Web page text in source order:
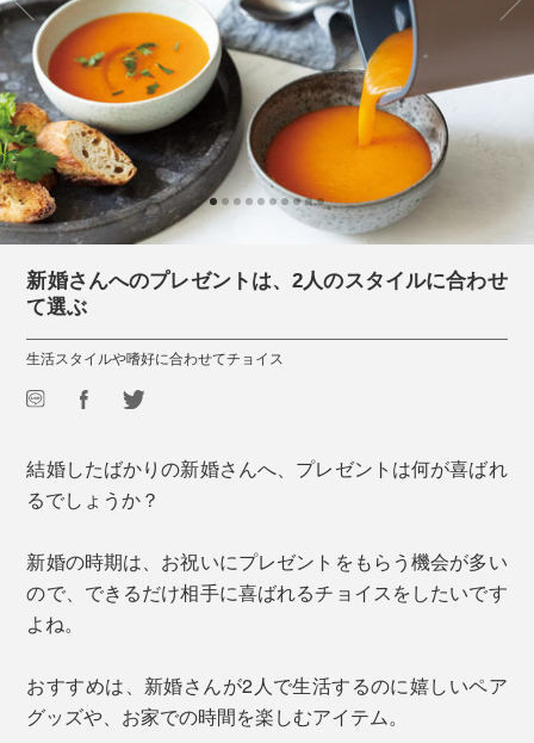
新婚さんへのプレゼントは、2人のスタイルに合わせ
て選ぶ
生活スタイルや嗜好に合わせてチョイス
結婚したばかりの新婚さんへ、プレゼントは何が喜ばれ
るでしょうか？
新婚の時期は、お祝いにプレゼントをもらう機会が多い
ので、できるだけ相手に喜ばれるチョイスをしたいです
よね。
おすすめは、新婚さんが2人で生活するのに嬉しいペア
グッズや、お家での時間を楽しむアイテム。